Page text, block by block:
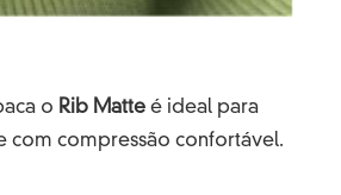
o Rib Matte é ideal para
com compressão confortável.